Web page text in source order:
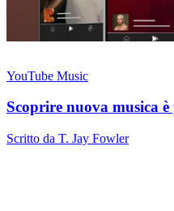
YouTube Music
Scoprire nuova musica
Scritto da T. Jay Fowler